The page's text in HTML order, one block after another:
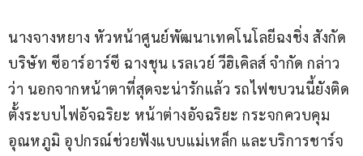
นางจางหยาง หัวหน้าศูนย์พัฒนาเทคโนโลยีฉงชิ่ง สังกัด
บริษัท ซีอาร์อาร์ซี ฉางชุน เรลเวย์ วีฮิเคิลส์ จำกัด กล่าว
ว่า นอกจากหน้าตาที่สุดจะน่ารักแล้ว รถไฟขบวนนี้ยังติด
ตั้งระบบไฟอัจฉริยะ หน้าต่างอัจฉริยะ กระจกควบคุม
อุณหภูมิ อุปกรณ์ช่วยฟังแบบแม่เหล็ก และบริการชาร์จ